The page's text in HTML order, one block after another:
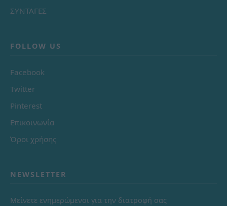
ΣΥΝΤΑΓΕΣ
FOLLOW US
Facebook
Twitter
Pinterest
Επικοινωνία
Όροι χρήσης
NEWSLETTER
Μείνετε ενημερώμενοι για την διατροφή σας